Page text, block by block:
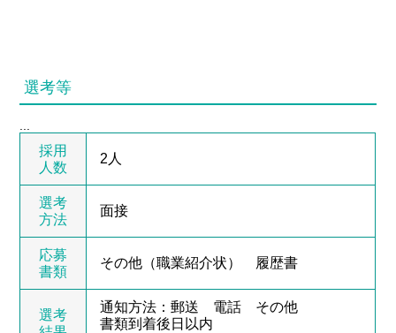
選考等
採用
人数
2人
選考
方法
面接
応募
書類
その他（職業紹介状） 履歴書
選考
通知方法：郵送 電話 その他
書類到着後日以内